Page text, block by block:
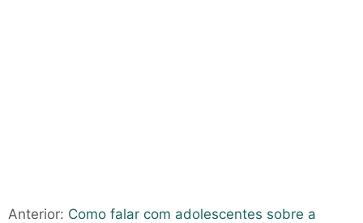
Anterior: Como falar com adolescentes sobre a